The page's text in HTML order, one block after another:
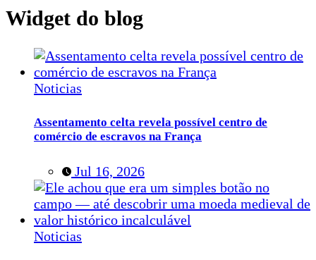
Widget do blog
Noticias
Assentamento celta revela possível centro de
comércio de escravos na França
Jul 16, 2026
Noticias